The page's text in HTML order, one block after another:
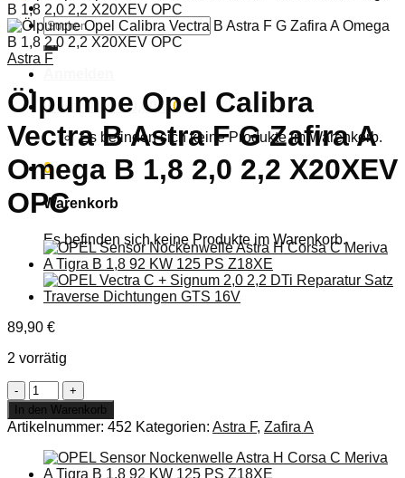
Suchen
nach:
Warenkorb /0,00€ 0
Es befinden sich keine Produkte im Warenkorb.
0
Warenkorb
Es befinden sich keine Produkte im Warenkorb.
Astra F
Ölpumpe Opel Calibra
Vectra B Astra F G Zafira A
Omega B 1,8 2,0 2,2 X20XEV
OPC
89,90 €
2 vorrätig
Ölpumpe
Opel
Calibra
Vectra
Astra
In den Warenkorb
Artikelnummer: 452 Kategorien: Astra F, Zafira A